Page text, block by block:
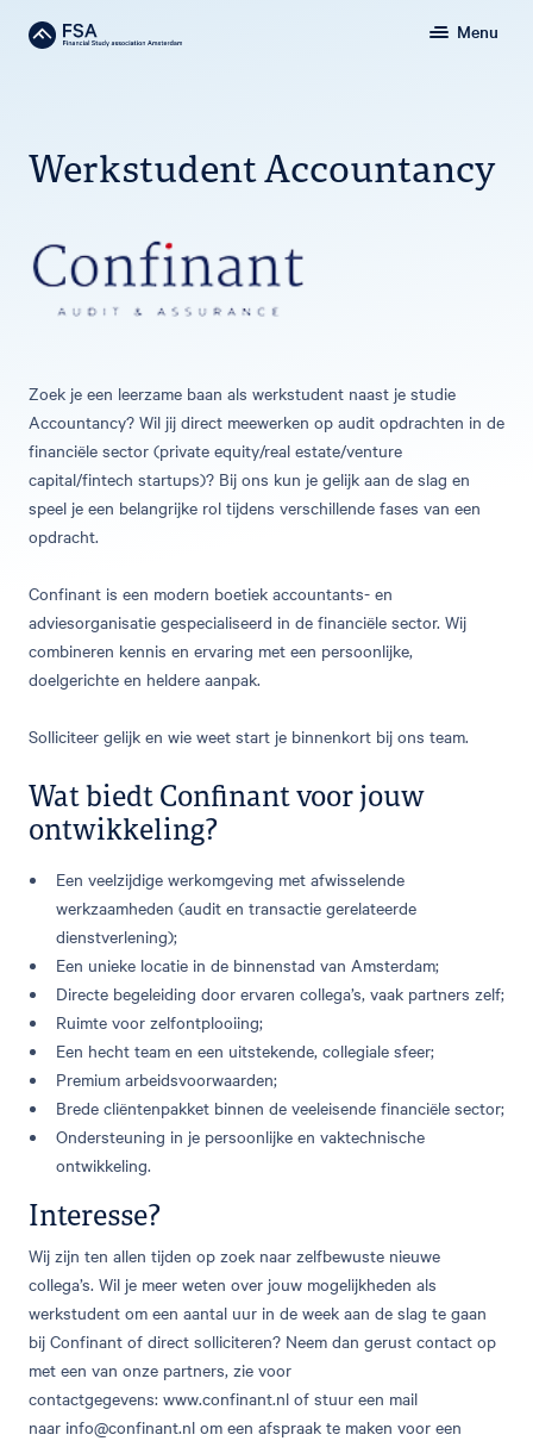
Menu
Werkstudent Accountancy
Zoek je een leerzame baan als werkstudent naast je studie
Accountancy? Wil jij direct meewerken op audit opdrachten in de
financiële sector (private equity/real estate/venture
capital/fintech startups)? Bij ons kun je gelijk aan de slag en
speel je een belangrijke rol tijdens verschillende fases van een
opdracht.
Confinant is een modern boetiek accountants- en
adviesorganisatie gespecialiseerd in de financiële sector. Wij
combineren kennis en ervaring met een persoonlijke,
doelgerichte en heldere aanpak.
Solliciteer gelijk en wie weet start je binnenkort bij ons team.
Wat biedt Confinant voor jouw
ontwikkeling?
Een veelzijdige werkomgeving met afwisselende
werkzaamheden (audit en transactie gerelateerde
dienstverlening);
Een unieke locatie in de binnenstad van Amsterdam;
Directe begeleiding door ervaren collega’s, vaak partners zelf;
Ruimte voor zelfontplooiing;
Een hecht team en een uitstekende, collegiale sfeer;
Premium arbeidsvoorwaarden;
Brede cliëntenpakket binnen de veeleisende financiële sector;
Ondersteuning in je persoonlijke en vaktechnische
ontwikkeling.
Interesse?
Wij zijn ten allen tijden op zoek naar zelfbewuste nieuwe
collega’s. Wil je meer weten over jouw mogelijkheden als
werkstudent om een aantal uur in de week aan de slag te gaan
bij Confinant of direct solliciteren? Neem dan gerust contact op
met een van onze partners, zie voor
contactgegevens: www.confinant.nl of stuur een mail
naar info@confinant.nl om een afspraak te maken voor een